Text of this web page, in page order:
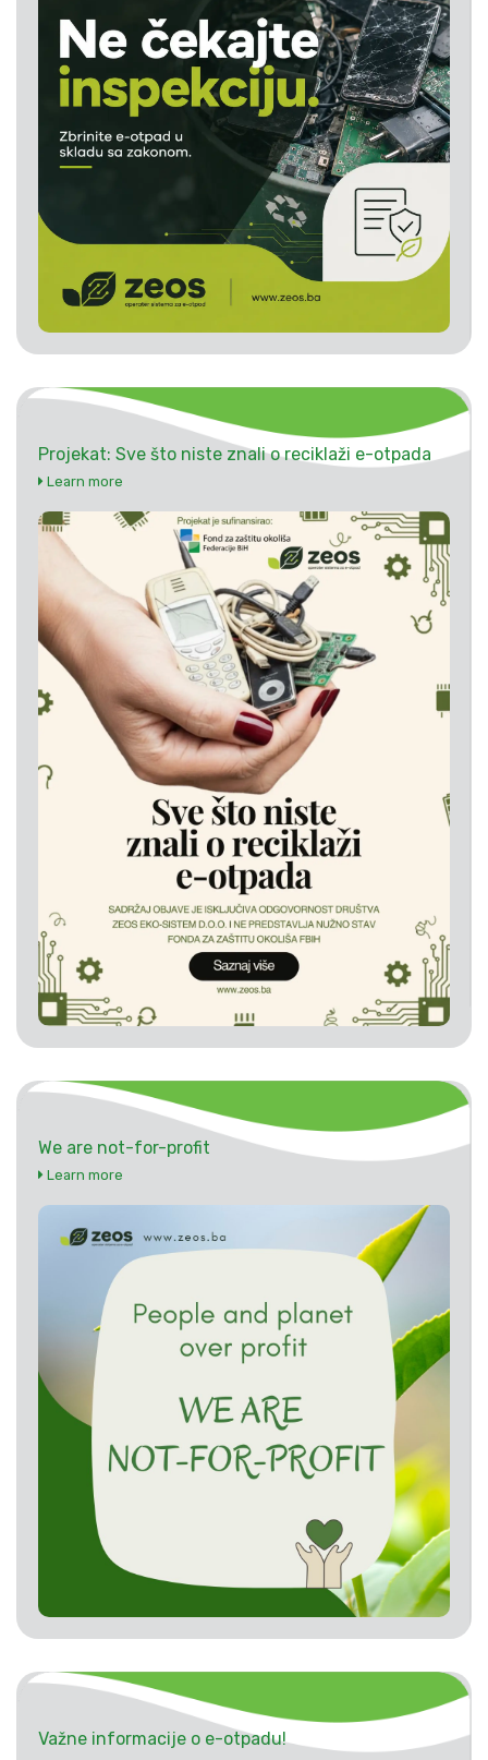
Projekat: Sve što niste znali o reciklaži e-otpada
Learn more
We are not-for-profit
Learn more
Važne informacije o e-otpadu!